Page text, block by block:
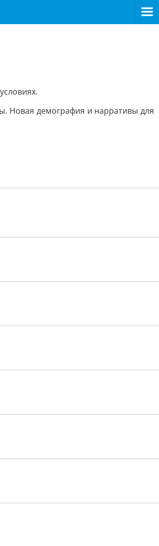
Новая демография и нарративы для